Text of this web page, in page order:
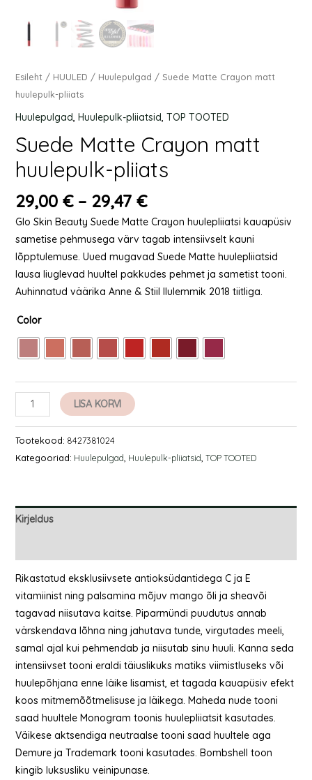
Esileht/ HUULED / Huulepulgad / Suede Matte Crayon matt
huulepulk-pliiats
Huulepulgad, Huulepulk-pliiatsid, TOP TOOTED
Suede Matte Crayon matt
huulepulk-pliiats
29,00 €– 29,47 €
Glo Skin Beauty Suede Matte Crayon huulepliiatsi kauapüsiv
sametise pehmusega värv tagab intensiivselt kauni
lõpptulemuse. Uued mugavad Suede Matte huulepliiatsid
lausa liuglevad huultel pakkudes pehmet ja sametist tooni.
Auhinnatud väärika Anne & Stiil Ilulemmik 2018 tiitliga.
Color
LISA KORVI
Tootekood: 8427381024
Kategooriad: Huulepulgad Huulepulk-pliiatsid TOP TOOTED
Kirjeldus
Rikastatud eksklusiivsete antioksüdantidega C ja E
vitamiinist ning palsamina mõjuv mango õli ja sheavõi
tagavad niisutava kaitse. Piparmündi puudutus annab
värskendava lõhna ning jahutava tunde, virgutades meeli,
samal ajal kui pehmendab ja niisutab sinu huuli. Kanna seda
intensiivset tooni eraldi täiuslikuks matiks viimistluseks või
huulepõhjana enne läike lisamist, et tagada kauapüsiv efekt
koos mitmemõõtmelisuse ja läikega. Maheda nude tooni
saad huultele Monogram toonis huulepliiatsit kasutades.
Väikese aktsendiga neutraalse tooni saad huultele aga
Demure ja Trademark tooni kasutades. Bombshell toon
kingib luksusliku veinipunase.